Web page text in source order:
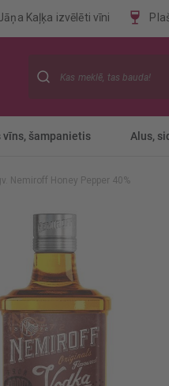
Kaļķa izvēlēti vīni
šampanietis Alus,
Nemiroff Honey Pepper 40%